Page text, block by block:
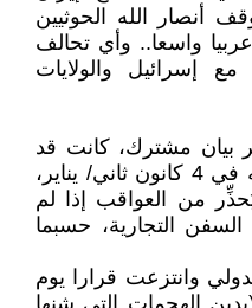
أنصار الله الحوثيين
واسعا.. وأي تحالف
إسرائيل والولايات
بيان مشترك، كانت قد
وجّهت إنذارا لجماعة أنصار الله في 4 كانون ثاني/ يناير،
من العواقب إذا لم
التجارية، حسبما
وانتزعت قرارا يوم